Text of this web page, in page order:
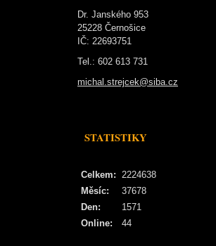
Dr. Janského 953
25228 Černošice
IČ: 22693751
Tel.: 602 613 731
michal.strejcek@siba.cz
STATISTIKY
Online: 44
Celkem: 2224638
Měsíc:
37678
Den:
1571